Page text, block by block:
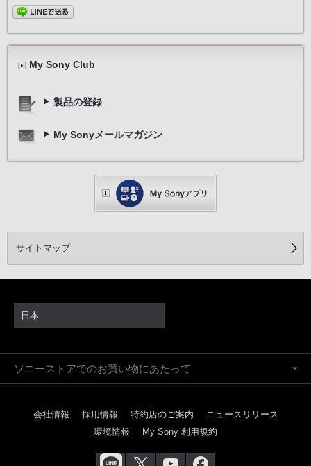
My Sony Club
製品の登録
My Sonyメールマガジン
サイトマップ
日本
ソニーストアでのお買い物にあたって
会社情報 採用情報 特約店のご案内
ニュースリリース
環境情報
My Sony 利用規約